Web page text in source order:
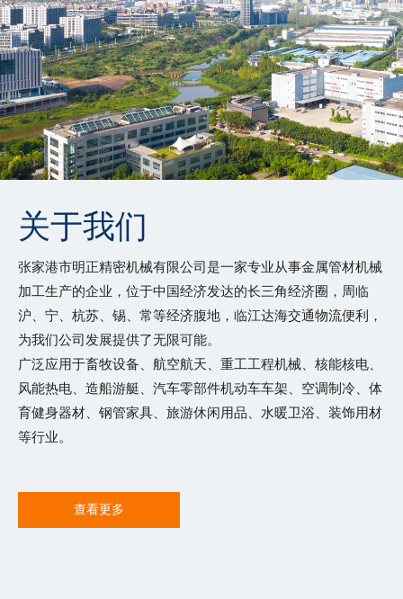
关于我们
张家港市明正精密机械有限公司是一家专业从事金属管材机械
加工生产的企业，位于中国经济发达的长三角经济圈，周临
沪、宁、杭苏、锡、常等经济腹地，临江达海交通物流便利，
为我们公司发展提供了无限可能。
广泛应用于畜牧设备、航空航天、重工工程机械、核能核电、
风能热电、造船游艇、汽车零部件机动车车架、空调制冷、体
育健身器材、钢管家具、旅游休闲用品、水暖卫浴、装饰用材
等行业。
查看更多